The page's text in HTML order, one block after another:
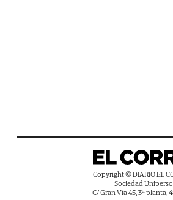
Copyright © DIARIO EL
Sociedad
C/ Gran Vía 45, 3ª planta,